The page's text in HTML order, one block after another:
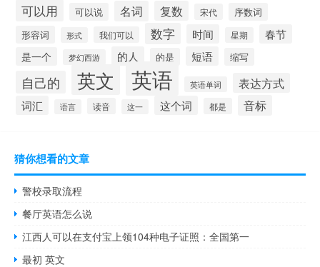
可以用 可以说 名词 复数 宋代
序数词
形容词
形式 我们可以 数字 时间 星期 春节
是一个 梦幻西游 的人 的是 短语 缩写
自己的 英文 英语 英语单词 表达方式
词汇 语言 读音 这一 这个词 都是 音标
猜你想看的文章
警校录取流程
餐厅英语怎么说
江西人可以在支付宝上领104种电子证照：全国第一
最初 英文